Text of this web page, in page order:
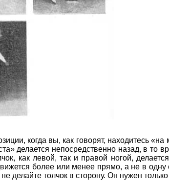
когда вы, как говорят, находитесь
делается непосредственно назад, в то
как левой, так и правой ногой,
более или менее прямо, а не в
делайте толчок в сторону. Он нужен